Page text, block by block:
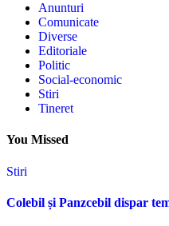
Anunturi
Comunicate
Diverse
Editoriale
Politic
Social-economic
Stiri
Tineret
You Missed
Stiri
Colebil și Panzcebil dispar